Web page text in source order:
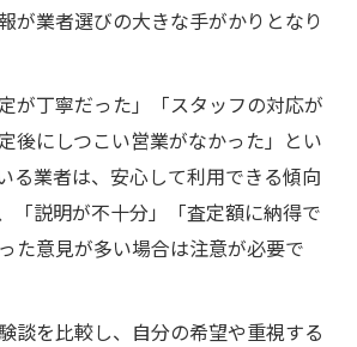
が業者選びの大きな手がかりとなり
が丁寧だった」「スタッフの対応が
後にしつこい営業がなかった」とい
る業者は、安心して利用できる傾向
「説明が不十分」「査定額に納得で
た意見が多い場合は注意が必要で
談を比較し、自分の希望や重視する